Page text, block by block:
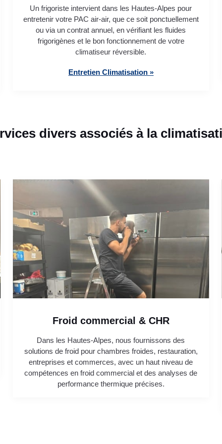
Un frigoriste intervient dans les Hautes-Alpes pour
entretenir votre PAC air-air, que ce soit ponctuellement
ou via un contrat annuel, en vérifiant les fluides
frigorigènes et le bon fonctionnement de votre
climatiseur réversible.
Entretien Climatisation »
divers associés à la
Froid commercial & CHR
Dans les Hautes-Alpes, nous fournissons des
solutions de froid pour chambres froides, restauration,
entreprises et commerces, avec un haut niveau de
compétences en froid commercial et des analyses de
performance thermique précises.